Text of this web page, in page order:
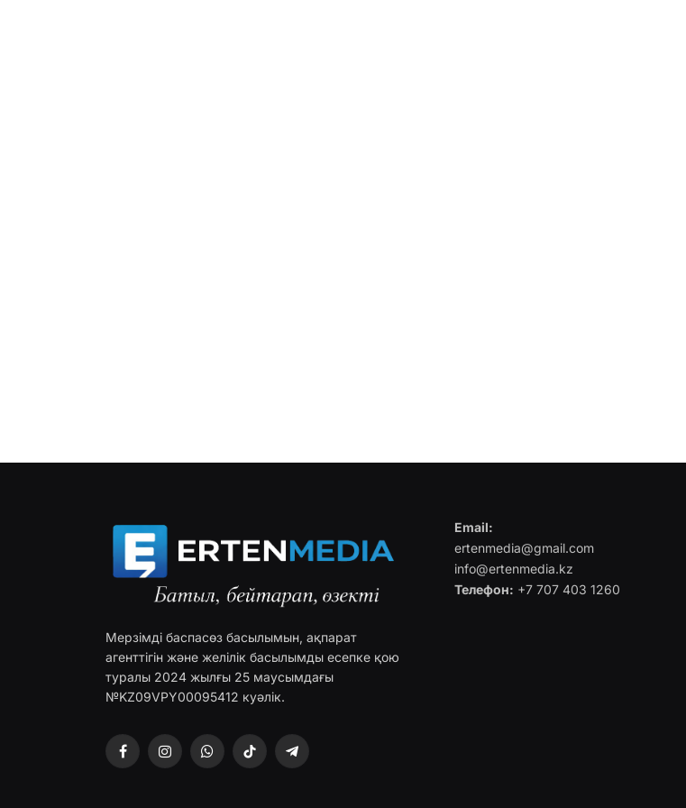
Мерзімді баспасөз басылымын, ақпарат
агенттігін және желілік басылымды есепке қою
туралы 2024 жылғы 25 маусымдағы
№KZ09VPY00095412 куәлік.
FacebookInstagramWhatsAppTikTok Telegram
Email:
ertenmedia@gmail.com
info@ertenmedia.kz
Телефон: +7 707 403 1260